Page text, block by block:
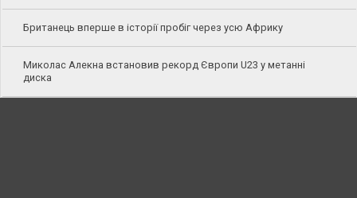
Британець вперше в історії пробіг через усю Африку
Миколас Алекна встановив рекорд Європи U23 у метанні
диска